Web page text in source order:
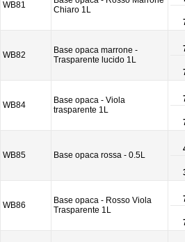
WB81
Chiaro 1L
WB82
Base opaca marrone -
Trasparente lucido 1L
WB84
Base opaca - Viola
trasparente 1L
WB85 Base opaca rossa - 0.5L
WB86
Base opaca - Rosso Viola
Trasparente 1L